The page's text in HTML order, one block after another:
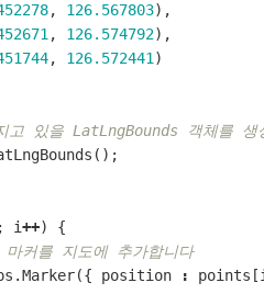
, 126.567803),
, 126.574792),
, 126.572441 )
있을 LatLngBounds 객체를 생
();
; i++)
{
커를 지도에 추가합니다
.Marker({ position : points [i